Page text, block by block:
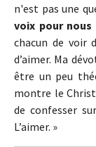
n'est pas une
voix pour
chacun de voir
d’aimer. Ma
être un peu
montre le Christ
de confesser
L’aimer. »